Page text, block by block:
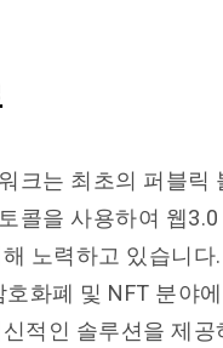
크는 최초의 퍼블릭
콜을 사용하여 웹
노력하고 있습니다
호화폐 및 NFT 분야
적인 솔루션을 제공